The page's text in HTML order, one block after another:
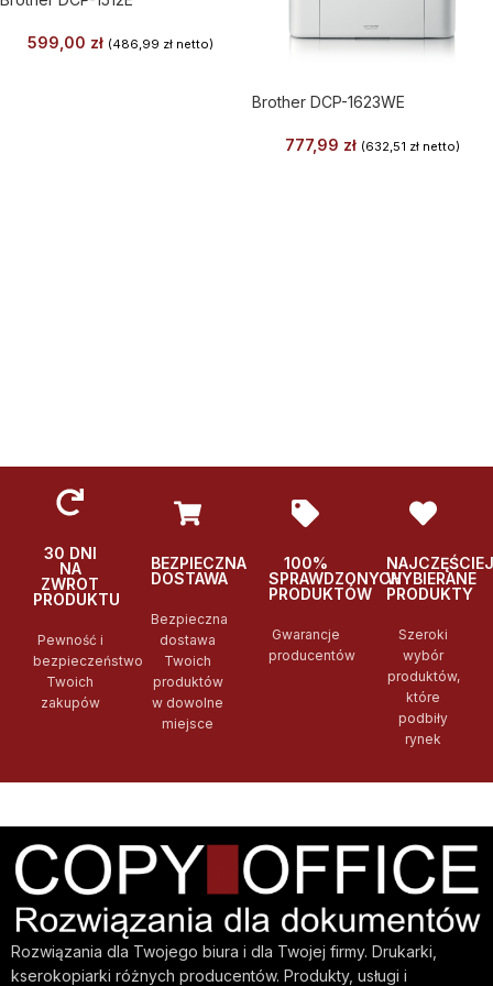
599,00 zł (486,99 zł netto)
Brother DCP-1623WE
777,99 zł (632,51 zł netto)
30 DNI
NA
ZWROT
PRODUKTU
Pewność i
bezpieczeństwo
Twoich
zakupów
BEZPIECZNA
DOSTAWA
Bezpieczna
dostawa
Twoich
produktów
w dowolne
miejsce
100%
SPRAWDZONYCH
PRODUKTÓW
Gwarancje
producentów
NAJCZĘŚCIEJ
WYBIERANE
PRODUKTY
Szeroki
wybór
produktów,
które
podbiły
rynek
Rozwiązania dla Twojego biura i dla Twojej firmy. Drukarki,
kserokopiarki różnych producentów. Produkty, usługi i